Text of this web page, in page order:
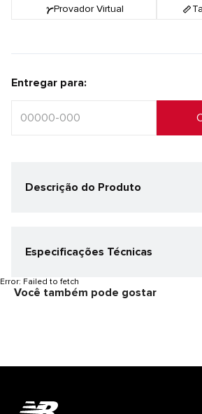
Provador Virtual
Entregar para:
Descrição do Produto
Especificações Técnicas
Categoria Especificação
Casual
Detalhes do produto
Error: Failed to fetch
Você também pode gostar